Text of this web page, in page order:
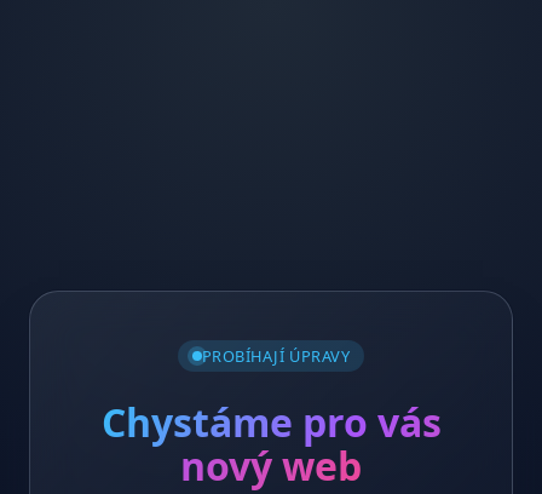
PROBÍHAJÍ ÚPRAVY
Chystáme pro vás
nový web